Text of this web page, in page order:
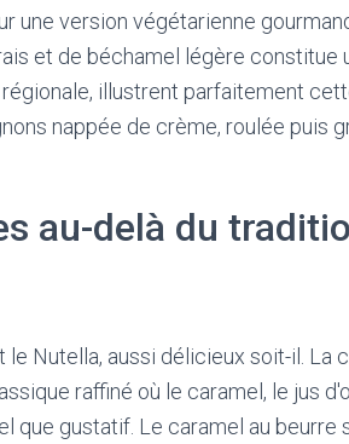
une version végétarienne
et de béchamel légère constitue
illustrent parfaitement
nappée de crème, roulée puis
au-delà du
Nutella, aussi délicieux soit-il. La
raffiné où le caramel, le jus
que gustatif. Le caramel au beurre